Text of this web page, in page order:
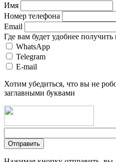
Имя
Номер телефона
Email
Где вам будет удобнее получить
WhatsApp
Telegram
E-mail
Хотим убедиться, что вы не
заглавными буквами